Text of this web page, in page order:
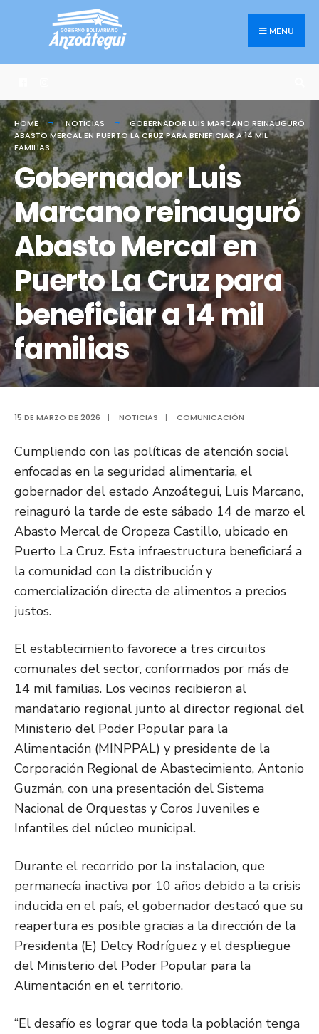
MENU
HOME NOTICIAS
GOBERNADOR LUIS MARCANO REINAUGURÓ
ABASTO MERCAL EN PUERTO LA CRUZ PARA BENEFICIAR A 14 MIL
FAMILIAS
Gobernador Luis
Marcano reinauguró
Abasto Mercal en
Puerto La Cruz para
beneficiar a 14 mil
familias
15 DE MARZO DE 2026 | NOTICIAS | COMUNICACIÓN
Cumpliendo con las políticas de atención social
enfocadas en la seguridad alimentaria, el
gobernador del estado Anzoátegui, Luis Marcano,
reinaguró la tarde de este sábado 14 de marzo el
Abasto Mercal de Oropeza Castillo, ubicado en
Puerto La Cruz. Esta infraestructura beneficiará a
la comunidad con la distribución y
comercialización directa de alimentos a precios
justos.
El establecimiento favorece a tres circuitos
comunales del sector, conformados por más de
14 mil familias. Los vecinos recibieron al
mandatario regional junto al director regional del
Ministerio del Poder Popular para la
Alimentación (MINPPAL) y presidente de la
Corporación Regional de Abastecimiento, Antonio
Guzmán, con una presentación del Sistema
Nacional de Orquestas y Coros Juveniles e
Infantiles del núcleo municipal.
Durante el recorrido por la instalacion, que
permanecía inactiva por 10 años debido a la crisis
inducida en el país, el gobernador destacó que su
reapertura es posible gracias a la dirección de la
Presidenta (E) Delcy Rodríguez y el despliegue
del Ministerio del Poder Popular para la
Alimentación en el territorio.
“El desafío es lograr que toda la población tenga
Search